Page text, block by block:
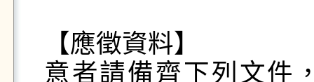
【應徵資料】
意者請備齊下列文件